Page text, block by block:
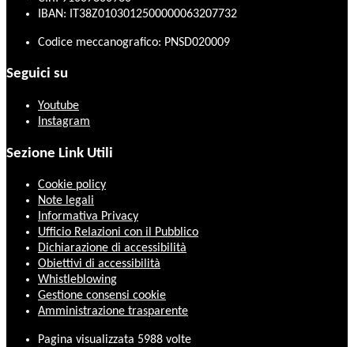
IBAN: IT38Z0103012500000063207732
Codice meccanografico: PNSD020009
Seguici su
Youtube
Instagram
Sezione Link Utili
Cookie policy
Note legali
Informativa Privacy
Ufficio Relazioni con il Pubblico
Dichiarazione di accessibilità
Obiettivi di accessibilità
Whistleblowing
Gestione consensi cookie
Amministrazione trasparente
Pagina visualizzata 5988 volte